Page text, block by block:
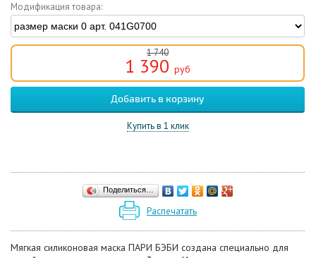
Модификация товара:
1 740
1 390 руб
Купить в 1 клик
Поделиться…
Распечатать
Мягкая силиконовая маска ПАРИ БЭБИ создана специально для